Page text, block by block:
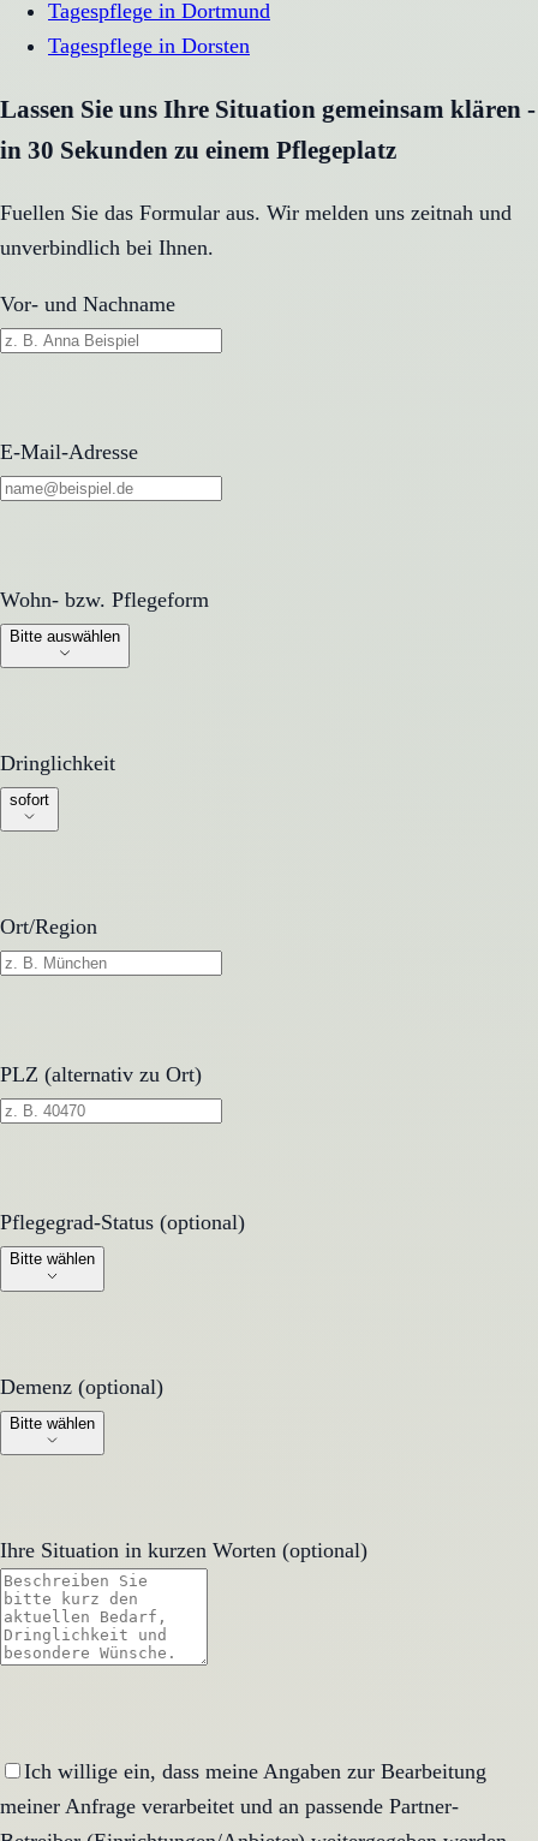
Tagespflege in Dortmund
Tagespflege in Dorsten
Lassen Sie uns Ihre Situation gemeinsam klären -
in 30 Sekunden zu einem Pflegeplatz
Fuellen Sie das Formular aus. Wir melden uns zeitnah und
unverbindlich bei Ihnen.
Vor- und Nachname
E-Mail-Adresse
Wohn- bzw. Pflegeform
Wohn- bzw. Pflegeform
Bitte auswählen
Dringlichkeit
Dringlichkeit
sofort
Ort/Region
PLZ (alternativ zu Ort)
Pflegegrad-Status (optional)
Pflegegrad-Status (optional)
Bitte wählen
Demenz (optional)
Demenz (optional)
Bitte wählen
Ihre Situation in kurzen Worten (optional)
Ich willige ein, dass meine Angaben zur Bearbeitung
meiner Anfrage verarbeitet und an passende Partner-